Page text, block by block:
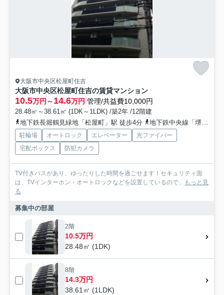
大阪市中央区松屋町住吉
大阪市中央区松屋町住吉の賃貸マンション
10.5万円～14.6万円 管理/共益費10,000円
28.48㎡～38.61㎡ (1DK～1LDK) /築2年 /12階建
地下鉄長堀鶴見緑地「松屋町」駅 徒歩4分
地下鉄中央線「堺筋本町」駅 徒歩8分
駐輪場 オートロック エレベーター
光ファイバー
宅配ボックス
防犯カメラ
TV付きバスがあり、ゆったりした時間を過ごせます！セキュリティ面
は、TVインターホン・オートロックなどを設置しているので... もっと見
る
募集中の部屋
2階
10.5万円
28.48㎡ (1DK)
8階
14.3万円
38.61㎡ (1LDK)